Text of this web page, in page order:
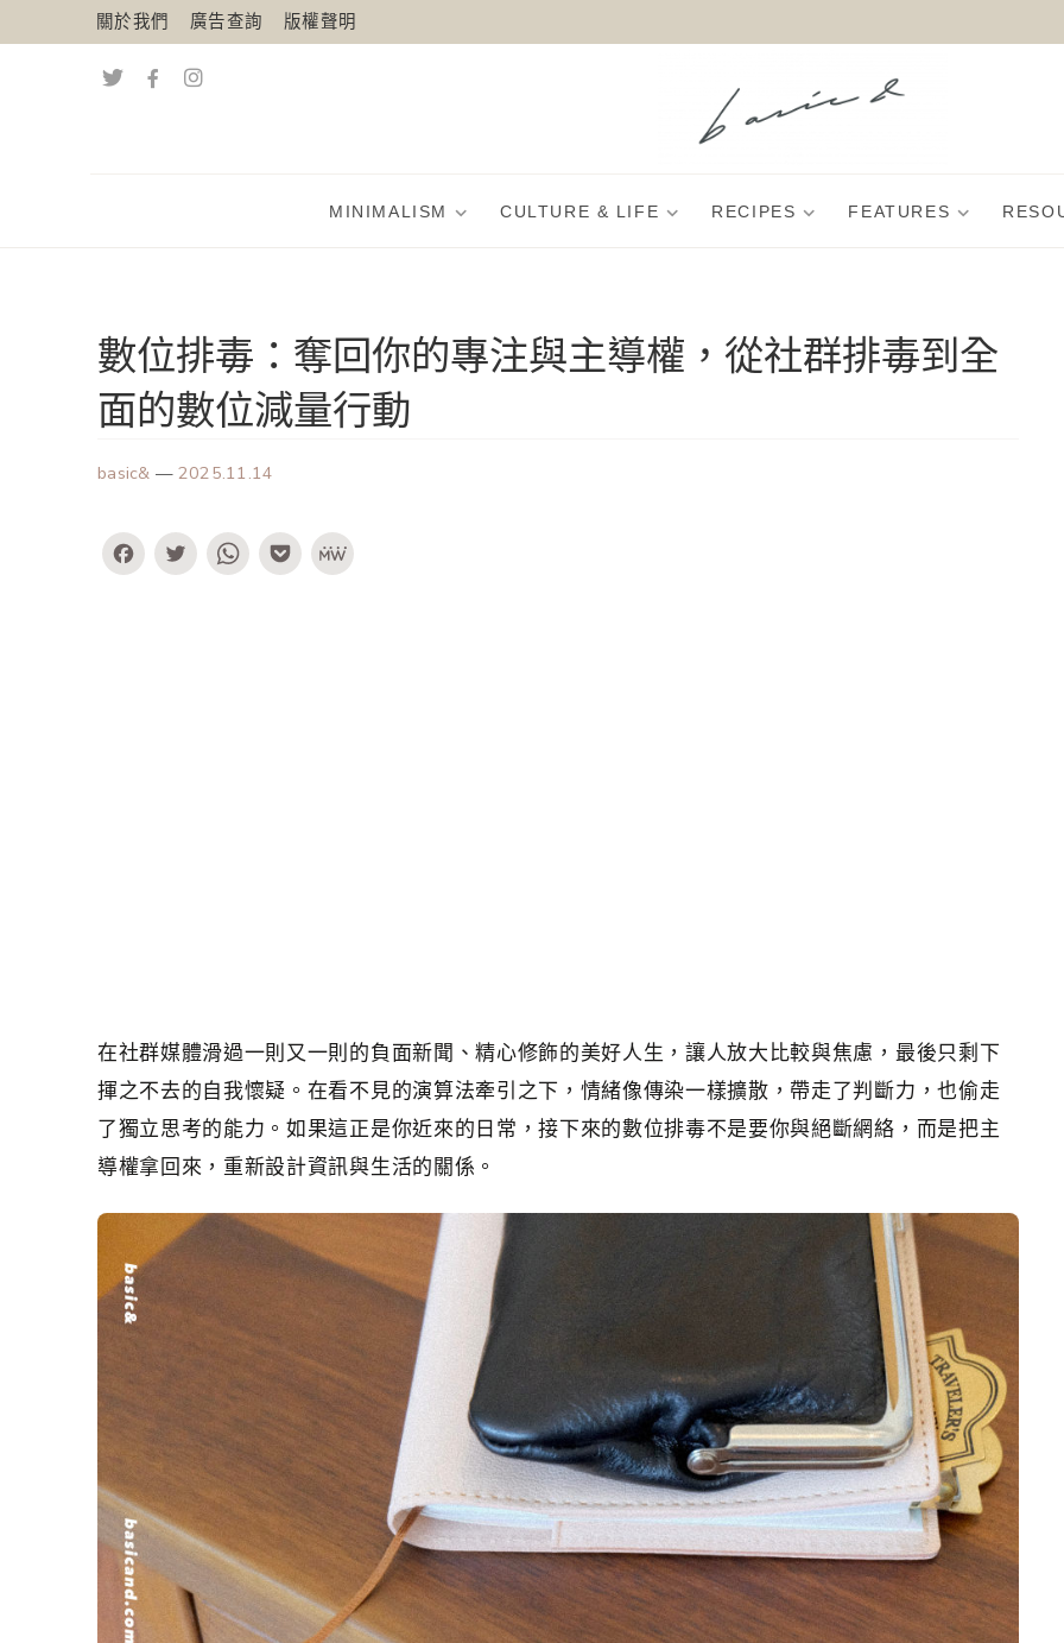
關於我們 廣告查詢 版權聲明
MINIMALISM CULTURE & LIFE RECIPES FEATURES
數位排毒：奪回你的專注與主導權，從社群排毒到全
面的數位減量行動
basic& — 2025.11.14
FacebookTwitterWhatsApp
Pocket
在社群媒體滑過一則又一則的負面新聞、精心修飾的美好人生，讓人放大比較與焦慮，最後只剩下
揮之不去的自我懷疑。在看不見的演算法牽引之下，情緒像傳染一樣擴散，帶走了判斷力，也偷走
了獨立思考的能力。如果這正是你近來的日常，接下來的數位排毒不是要你與絕斷網絡，而是把主
導權拿回來，重新設計資訊與生活的關係。